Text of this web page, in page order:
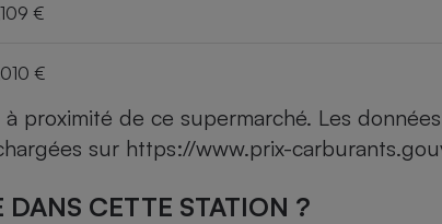
€
€
proximité de ce supermarché. Les
sur https://www.prix-
CETTE STATION ?